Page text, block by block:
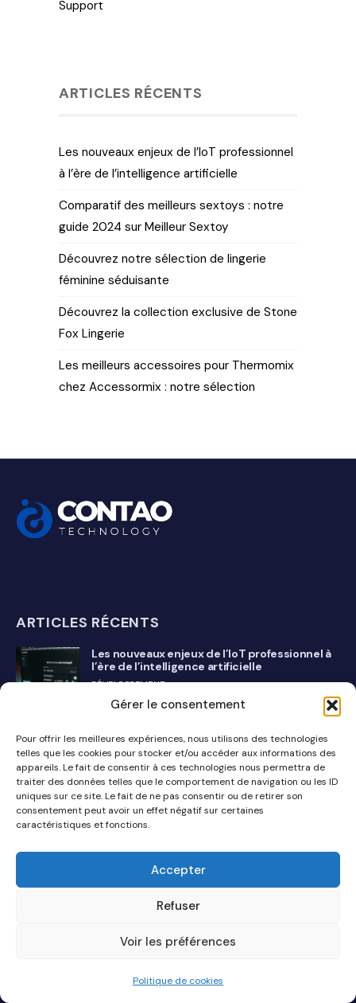
Gérer le consentement
Pour offrir les meilleures expériences, nous utilisons des technologies
telles que les cookies pour stocker et/ou accéder aux informations des
appareils. Le fait de consentir à ces technologies nous permettra de
traiter des données telles que le comportement de navigation ou les ID
uniques sur ce site. Le fait de ne pas consentir ou de retirer son
consentement peut avoir un effet négatif sur certaines
caractéristiques et fonctions.
Accepter
Refuser
Voir les préférences
Politique de cookies
Support
ARTICLES RÉCENTS
Les nouveaux enjeux de l’IoT professionnel
à l’ère de l’intelligence artificielle
Comparatif des meilleurs sextoys : notre
guide 2024 sur Meilleur Sextoy
Découvrez notre sélection de lingerie
féminine séduisante
Découvrez la collection exclusive de Stone
Fox Lingerie
Les meilleurs accessoires pour Thermomix
chez Accessormix : notre sélection
ARTICLES RÉCENTS
Les nouveaux enjeux de l’IoT professionnel à
l’ère de l’intelligence artificielle
DÉVELOPPEMENT
Comparatif des meilleurs sextoys : notre guide 2024 sur
Meilleur Sextoy